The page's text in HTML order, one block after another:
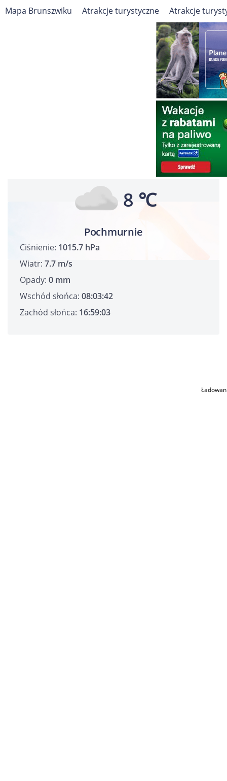
Mapa Brunszwiku Atrakcje turystyczne Atrakcje
8 ℃
Pochmurnie
Ciśnienie: 1015.7 hPa
Wiatr: 7.7 m/s
Opady: 0 mm
Wschód słońca: 08:03:42
Zachód słońca: 16:59:03